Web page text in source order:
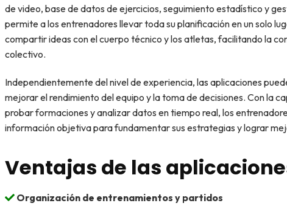
de video, base de datos de ejercicios, seguimiento estadístico y
permite a los entrenadores llevar toda su planificación en un solo
compartir ideas con el cuerpo técnico y los atletas, facilitando la
colectivo.
Independientemente del nivel de experiencia, las aplicaciones
mejorar el rendimiento del equipo y la toma de decisiones. Con la
probar formaciones y analizar datos en tiempo real, los
información objetiva para fundamentar sus estrategias y lograr
Ventajas de las
Organización de entrenamientos y partidos